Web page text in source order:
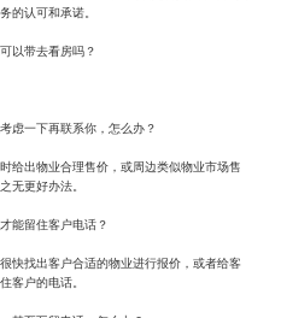
的认可和承诺。
以带去看房吗？
虑一下再联系你，怎么办？
给出物业合理售价，或周边类似物业市场售
无更好办法。
能留住客户电话？
快找出客户合适的物业进行报价，或者给客
客户的电话。